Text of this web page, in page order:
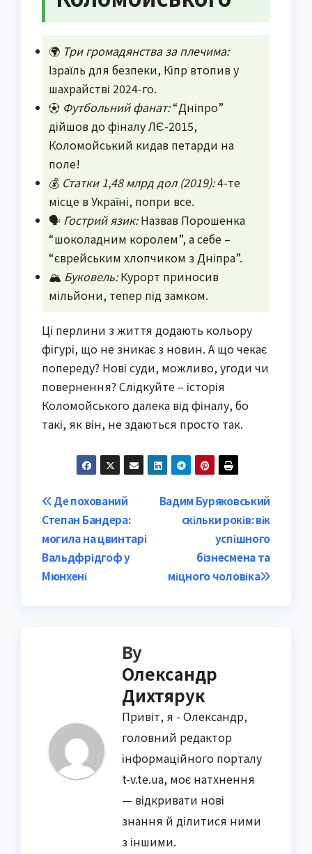
🌍 Три громадянства за плечима:
Ізраїль для безпеки, Кіпр втопив у
шахрайстві 2024-го.
⚽ Футбольний фанат:“Дніпро”
дійшов до фіналу ЛЄ-2015,
Коломойський кидав петарди на
поле!
💰 Статки 1,48 млрд дол (2019):4-те
місце в Україні, попри все.
🗣️ Гострий язик:Назвав Порошенка
“шоколадним королем”, а себе –
“єврейським хлопчиком з Дніпра”.
🏔️ Буковель:Курорт приносив
мільйони, тепер під замком.
Ці перлини з життя додають кольору
фігурі, що не зникає з новин. А що чекає
попереду? Нові суди, можливо, угоди чи
повернення? Слідкуйте – історія
Коломойського далека від фіналу, бо
такі, як він, не здаються просто так.
Post
navigation
Вадим Буряковський
скільки років: вік
успішного
бізнесмена та
міцного чоловіка
Де похований
Степан Бандера:
могила на цвинтарі
Вальдфрідгоф у
Мюнхені
By
Олександр
Дихтярук
Привіт, я - Олександр,
головний редактор
інформаційного порталу
t-v.te.ua, моє натхнення
— відкривати нові
знання й ділитися ними
з іншими.